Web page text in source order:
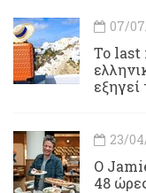
07/
Το last
εξηγεί
23/
Ο
48